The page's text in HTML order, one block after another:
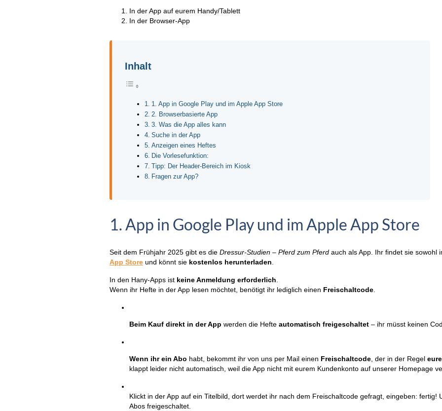
In der App auf eurem Handy/Tablett
In der Browser-App
Inhalt
1. App in Google Play und im Apple App Store
2. Browserbasierte App
3. Was die App alles kann
Suche in der App
Anzeigen eines Heftes
Die Vorlesefunktion:
Tipp: Der Header-Bereich im Kiosk
Fragen zur App?
1. App in Google Play und im Apple App Store
Seit dem Frühjahr 2025 gibt es die Dressur-Studien – Pferd zum Pferd auch als App. Ihr findet sie sowohl
App Store und könnt sie kostenlos herunterladen.
In den Hany-Apps ist keine Anmeldung erforderlich.
Wenn ihr Hefte in der App lesen möchtet, benötigt ihr lediglich einen Freischaltcode.
Beim Kauf direkt in der App werden die Hefte automatisch freigeschaltet – ihr müsst keinen
Wenn ihr ein Abo habt, bekommt ihr von uns per Mail einen Freischaltcode, der in der Regel
klappt leider nicht automatisch, weil die App nicht mit eurem Kundenkonto auf unserer Homepage
Klickt in der App auf ein Titelbild, dort werdet ihr nach dem Freischaltcode gefragt, eingeben: fertig!
Abos freigeschaltet.